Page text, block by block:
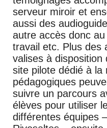
serveur miroir et
aussi des
autre accès donc
travail etc. Plus des
valises à
site pilote dédié à
pédagogiques
suivre un parcours
élèves pour utiliser
différentes équipes